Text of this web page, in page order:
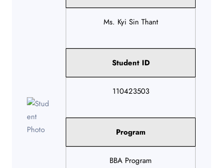
Ms. Kyi Sin Thant
Student ID
110423503
Program
BBA Program